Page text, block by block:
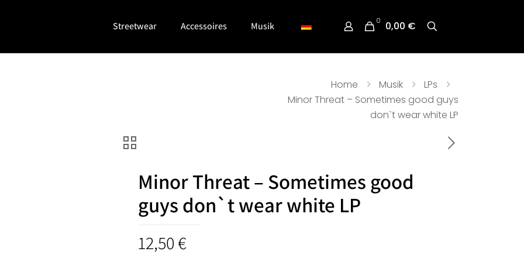
Streetwear Accessoires Musik 0 0,00 €
Home Musik
LPs
Minor Threat – Sometimes good guys
don`t wear white LP
Minor Threat – Sometimes good
guys don`t wear white LP
12,50€